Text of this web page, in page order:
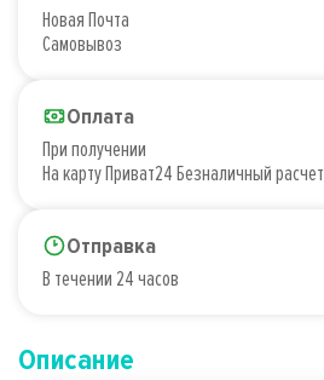
Новая Почта
Самовывоз
Оплата
При получении
На карту Приват24 Безналичный расчет
Отправка
В течении 24 часов
Описание